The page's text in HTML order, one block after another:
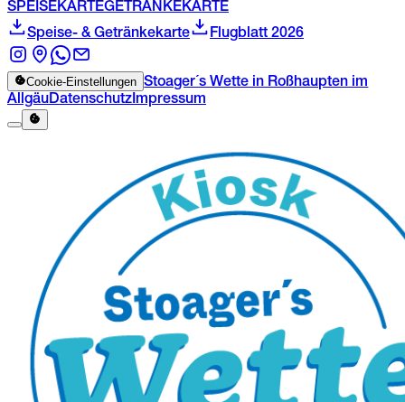
SPEISEKARTEGETRÄNKEKARTE
Speise- & Getränkekarte
Flugblatt 2026
Cookie-Einstellungen Stoager´s Wette in Roßhaupten im
AllgäuDatenschutzImpressum